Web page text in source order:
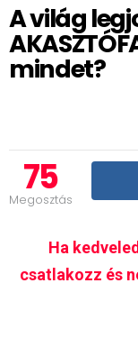
A világ
mindet?
75
Megosztás
Ha
csatlakozz és